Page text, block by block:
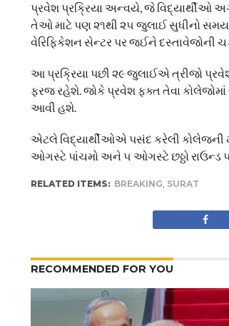
પ્રવેશ પ્રક્રિયા અન્વયે, જે વિદ્યાર્થીઓ
તેઓ માટે પણ ૨૧થી ૨૫ જુલાઈ સુધીનો સમય
વેરિફિકેશન સેન્ટર પર જઈને દસ્તાવેજોની
આ પ્રક્રિયા પછી ૨૯ જુલાઈએ ત્રીજો
ફરજ રહેશે. જોકે પ્રવેશ ફક્ત તેવા
આવી હશે.
એટલે વિદ્યાર્થીઓએ પસંદ કરેલી કોલેજની
ઓગસ્ટે પાંચમો અને ૫ ઓગસ્ટે છઠ્ઠો રાઉન્ડ
RELATED ITEMS: BREAKING, SURAT
RECOMMENDED FOR YOU